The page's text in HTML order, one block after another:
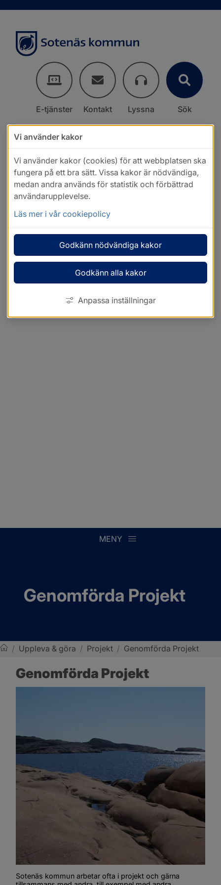
E-tjänster Kontakt Lyssna Sök
MENY
Genomförda Projekt
/ Uppleva & göra / Projekt / Genomförda Projekt
Genomförda Projekt
Sotenäs kommun arbetar ofta i projekt och gärna
Vi använder kakor
Vi använder kakor (cookies) för att webbplatsen ska
fungera på ett bra sätt. Vissa kakor är nödvändiga,
medan andra används för statistik och förbättrad
användarupplevelse.
Läs mer i vår cookiepolicy
Godkänn nödvändiga kakor
Godkänn alla kakor
Anpassa inställningar